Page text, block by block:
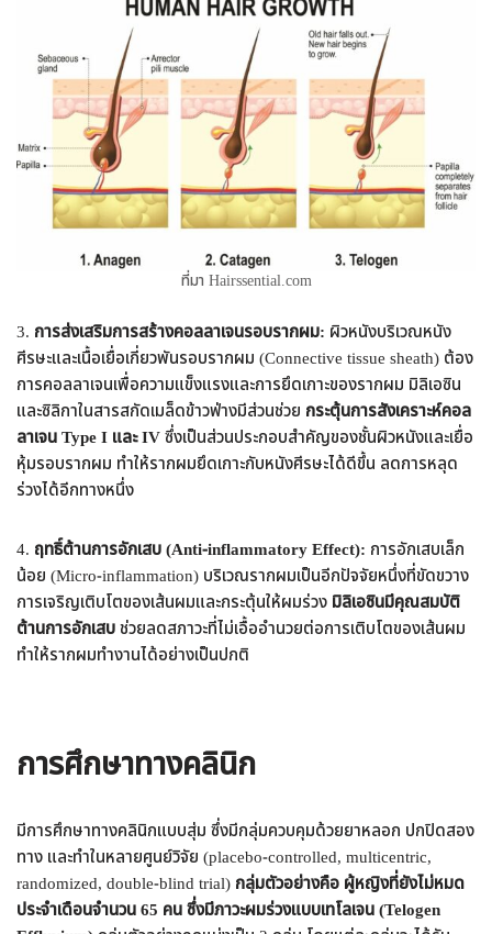
ที่มา Hairssential.com
3. การส่งเสริมการสร้างคอลลาเจนรอบรากผม: ผิวหนังบริเวณหนัง
ศีรษะและเนื้อเยื่อเกี่ยวพันรอบรากผม (Connective tissue sheath) ต้อง
การคอลลาเจนเพื่อความแข็งแรงและการยึดเกาะของรากผม มิลิเอซิน
และซิลิกาในสารสกัดเมล็ดข้าวฟ่างมีส่วนช่วย กระตุ้นการสังเคราะห์คอล
ลาเจน Type I และ IVซึ่งเป็นส่วนประกอบสำคัญของชั้นผิวหนังและเยื่อ
หุ้มรอบรากผม ทำให้รากผมยึดเกาะกับหนังศีรษะได้ดีขึ้น ลดการหลุด
ร่วงได้อีกทางหนึ่ง
4. ฤทธิ์ต้านการอักเสบ (Anti-inflammatory Effect): การอักเสบเล็ก
น้อย (Micro-inflammation) บริเวณรากผมเป็นอีกปัจจัยหนึ่งที่ขัดขวาง
การเจริญเติบโตของเส้นผมและกระตุ้นให้ผมร่วง มิลิเอซินมีคุณสมบัติ
ต้านการอักเสบช่วยลดสภาวะที่ไม่เอื้ออำนวยต่อการเติบโตของเส้นผม
ทำให้รากผมทำงานได้อย่างเป็นปกติ
การศึกษาทางคลินิก
มีการศึกษาทางคลินิกแบบสุ่ม ซึ่งมีกลุ่มควบคุมด้วยยาหลอก ปกปิดสอง
ทาง และทำในหลายศูนย์วิจัย (placebo-controlled, multicentric,
randomized, double-blind trial) กลุ่มตัวอย่างคือ ผู้หญิงที่ยังไม่หมด
ประจำเดือนจำนวน 65 คน ซึ่งมีภาวะผมร่วงแบบเทโลเจน (Telogen